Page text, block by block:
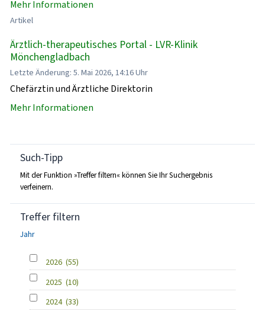
Mehr Informationen
Artikel
Ärztlich-therapeutisches Portal - LVR-Klinik
Mönchengladbach
Letzte Änderung: 5. Mai 2026, 14:16 Uhr
Chefärztin und Ärztliche Direktorin
Mehr Informationen
Such-Tipp
Mit der Funktion »Treffer filtern« können Sie Ihr Suchergebnis
verfeinern.
Treffer filtern
Jahr
2026 (55)
2025 (10)
2024 (33)